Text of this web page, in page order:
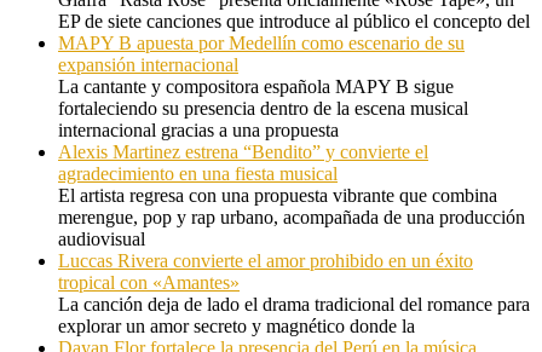
EP de siete canciones que introduce al público el concepto del
MAPY B apuesta por Medellín como escenario de su
expansión internacional
La cantante y compositora española MAPY B sigue
fortaleciendo su presencia dentro de la escena musical
internacional gracias a una propuesta
Alexis Martinez estrena “Bendito” y convierte el
agradecimiento en una fiesta musical
El artista regresa con una propuesta vibrante que combina
merengue, pop y rap urbano, acompañada de una producción
audiovisual
Luccas Rivera convierte el amor prohibido en un éxito
tropical con «Amantes»
La canción deja de lado el drama tradicional del romance para
explorar un amor secreto y magnético donde la